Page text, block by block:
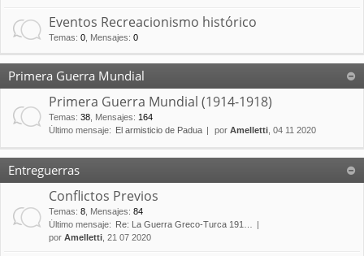
Eventos Recreacionismo histórico
Temas: 0 Mensajes: 0
Primera Guerra Mundial
Primera Guerra Mundial (1914-1918)
Temas: 38 Mensajes: 164
Último mensaje:
El armisticio de Padua por Amelletti , 04 11 2020
Entreguerras
Conflictos Previos
Temas: 8 Mensajes: 84
Último mensaje:
Re: La Guerra Greco-Turca 191…
por Amelletti , 21 07 2020